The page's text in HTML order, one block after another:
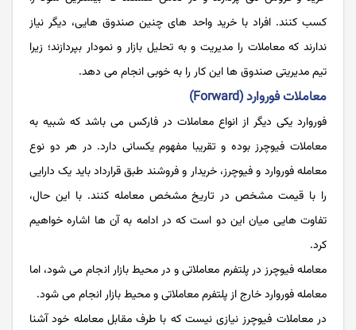
کسب کنند. افراد با خرید واحد های چنین صندوق هایی، دیگر نیاز
ندارند که معاملات را مدیریت و به تحلیل بازار و نمودار بپردازند؛ زیرا
تیم مدیریتی صندوق ها این کار را به خوبی انجام می دهد.
معاملات فوروارد (Forward)
فوروارد یکی دیگر از انواع معاملات در فارکس می باشد که شبیه به
معاملات فیوچرز بوده و تقریبا مفهوم یکسانی دارد. در هر دو نوع
معامله فوروارد و فیوچرز، خریدار و فروشند طبق قرارداد باید یک دارایی
را با قیمت مشخص در تاریخ مشخص معامله کنند. با این حال،
تفاوت هایی میان این دو است که در ادامه به آن ها اشاره خواهیم
کرد.
معامله فیوچرز در پلتفرم معاملاتی و در محیط بازار انجام می شود، اما
معامله فوروارد خارج از پلتفرم معاملاتی و محیط بازار انجام می شود.
در معاملات فیوچرز نیازی نیست که با طرف مقابل معامله خود آشنا